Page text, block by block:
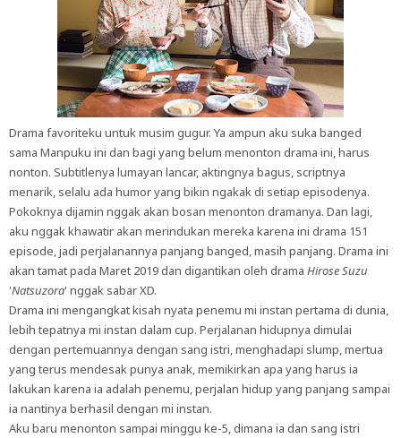
Drama favoriteku untuk musim gugur. Ya ampun aku suka banged
sama Manpuku ini dan bagi yang belum menonton drama ini, harus
nonton. Subtitlenya lumayan lancar, aktingnya bagus, scriptnya
menarik, selalu ada humor yang bikin ngakak di setiap episodenya.
Pokoknya dijamin nggak akan bosan menonton dramanya. Dan lagi,
aku nggak khawatir akan merindukan mereka karena ini drama 151
episode, jadi perjalanannya panjang banged, masih panjang. Drama ini
akan tamat pada Maret 2019 dan digantikan oleh drama Hirose Suzu
'Natsuzora' nggak sabar XD.
Drama ini mengangkat kisah nyata penemu mi instan pertama di dunia,
lebih tepatnya mi instan dalam cup. Perjalanan hidupnya dimulai
dengan pertemuannya dengan sang istri, menghadapi slump, mertua
yang terus mendesak punya anak, memikirkan apa yang harus ia
lakukan karena ia adalah penemu, perjalan hidup yang panjang sampai
ia nantinya berhasil dengan mi instan.
Aku baru menonton sampai minggu ke-5, dimana ia dan sang istri